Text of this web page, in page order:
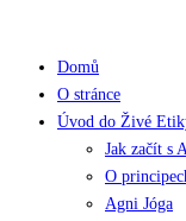
Domů
O stránce
Úvod do Živé
Jak začít s
O
Agni Jóga